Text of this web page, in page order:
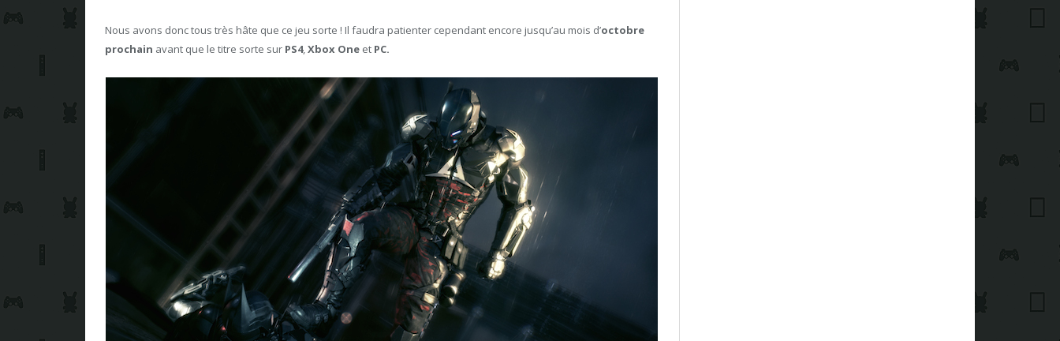
Nous avons donc tous très hâte que ce jeu sorte ! Il faudra patienter cependant encore jusqu’au mois d’octobre
prochain avant que le titre sorte sur PS4,Xbox One et PC.